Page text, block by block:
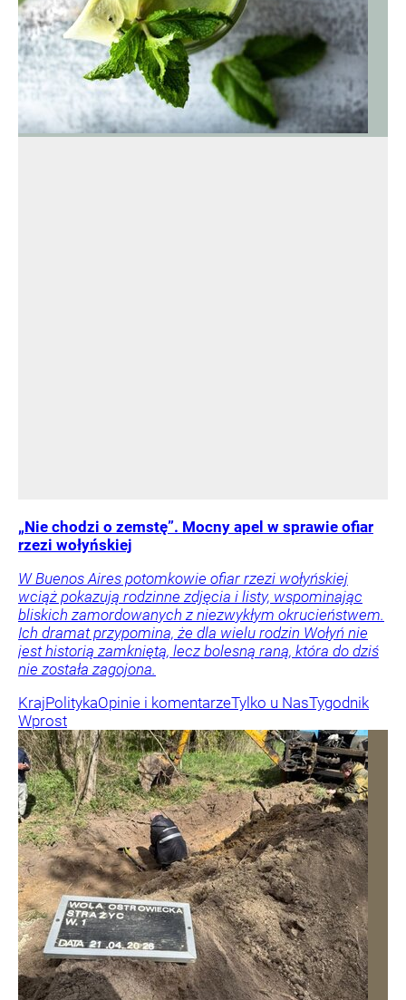
„Nie chodzi o zemstę”. Mocny apel w sprawie ofiar
rzezi wołyńskiej
W Buenos Aires potomkowie ofiar rzezi wołyńskiej
wciąż pokazują rodzinne zdjęcia i listy, wspominając
bliskich zamordowanych z niezwykłym okrucieństwem.
Ich dramat przypomina, że dla wielu rodzin Wołyń nie
jest historią zamkniętą, lecz bolesną raną, która do dziś
nie została zagojona.
KrajPolitykaOpinie i komentarzeTylko u NasTygodnik
Wprost